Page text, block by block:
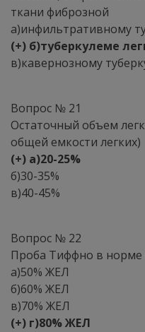
ткани фиброзной
а)инфильтративному
(+) б)туберкулеме
в)кавернозному
Вопрос № 21
Остаточный объем
общей емкости легких)
(+) а)20-25%
б)30-35%
в)40-45%
Вопрос № 22
Проба Тиффно в норме
а)50% ЖЕЛ
б)60% ЖЕЛ
в)70% ЖЕЛ
(+) г)80% ЖЕЛ